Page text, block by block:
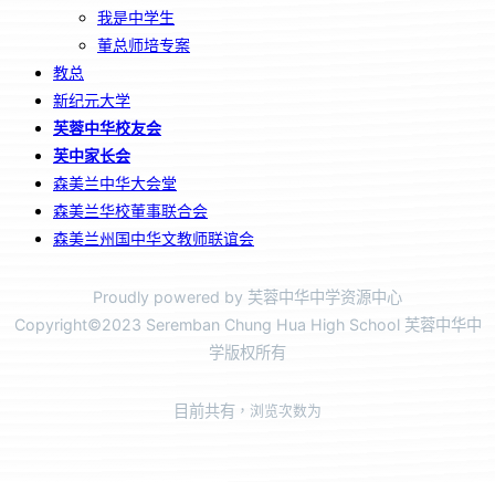
我是中学生
董总师培专案
教总
新纪元大学
芙蓉中华校友会
芙中家长会
森美兰中华大会堂
森美兰华校董事联合会
森美兰州国中华文教师联谊会
Proudly powered by 芙蓉中华中学资源中心
Copyright©2023 Seremban Chung Hua High School 芙蓉中华中
学版权所有
目前共有 ，浏览次数为